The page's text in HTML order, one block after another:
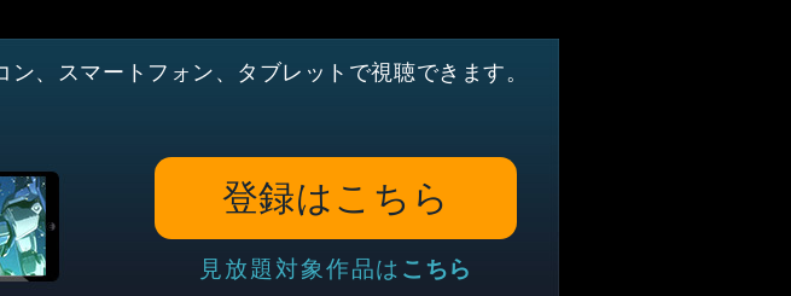
、スマートフォン、タブレットで視聴できます。
登録はこちら
見放題対象作品は こちら